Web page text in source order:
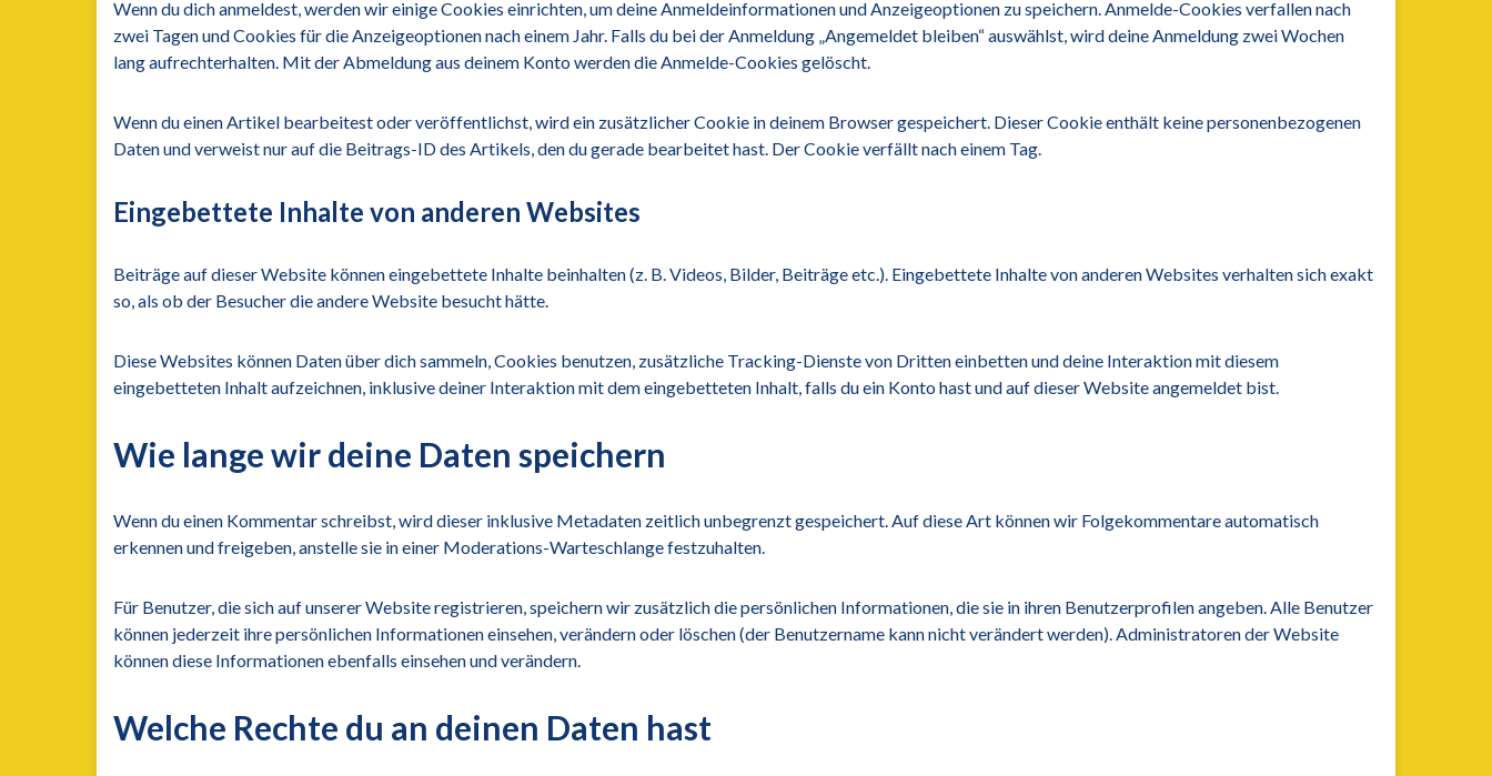
Wenn du dich anmeldest, werden wir einige Cookies einrichten, um deine Anmeldeinformationen und Anzeigeoptionen zu speichern. Anmelde-Cookies verfallen nach
zwei Tagen und Cookies für die Anzeigeoptionen nach einem Jahr. Falls du bei der Anmeldung „Angemeldet bleiben“ auswählst, wird deine Anmeldung zwei Wochen
lang aufrechterhalten. Mit der Abmeldung aus deinem Konto werden die Anmelde-Cookies gelöscht.
Wenn du einen Artikel bearbeitest oder veröffentlichst, wird ein zusätzlicher Cookie in deinem Browser gespeichert. Dieser Cookie enthält keine personenbezogenen
Daten und verweist nur auf die Beitrags-ID des Artikels, den du gerade bearbeitet hast. Der Cookie verfällt nach einem Tag.
Eingebettete Inhalte von anderen Websites
Beiträge auf dieser Website können eingebettete Inhalte beinhalten (z. B. Videos, Bilder, Beiträge etc.). Eingebettete Inhalte von anderen Websites verhalten sich exakt
so, als ob der Besucher die andere Website besucht hätte.
Diese Websites können Daten über dich sammeln, Cookies benutzen, zusätzliche Tracking-Dienste von Dritten einbetten und deine Interaktion mit diesem
eingebetteten Inhalt aufzeichnen, inklusive deiner Interaktion mit dem eingebetteten Inhalt, falls du ein Konto hast und auf dieser Website angemeldet bist.
Wie lange wir deine Daten speichern
Wenn du einen Kommentar schreibst, wird dieser inklusive Metadaten zeitlich unbegrenzt gespeichert. Auf diese Art können wir Folgekommentare automatisch
erkennen und freigeben, anstelle sie in einer Moderations-Warteschlange festzuhalten.
Für Benutzer, die sich auf unserer Website registrieren, speichern wir zusätzlich die persönlichen Informationen, die sie in ihren Benutzerprofilen angeben. Alle Benutzer
können jederzeit ihre persönlichen Informationen einsehen, verändern oder löschen (der Benutzername kann nicht verändert werden). Administratoren der Website
können diese Informationen ebenfalls einsehen und verändern.
Welche Rechte du an deinen Daten hast